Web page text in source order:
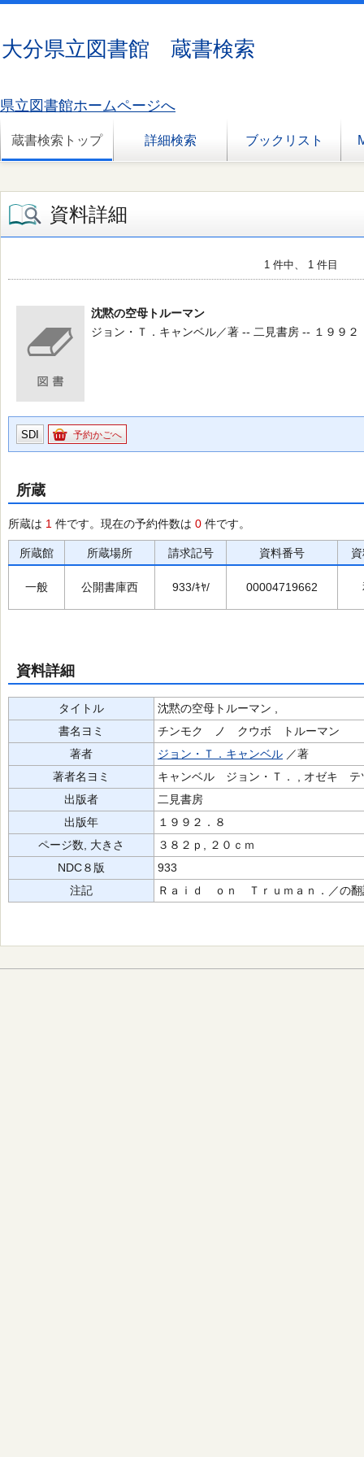
大分県立図書館 蔵書検索
県立図書館ホームページへ
蔵書検索トップ 詳細検索 ブックリスト
資料詳細
1 件中、 1 件目
沈黙の空母トルーマン
ジョン・Ｔ．キャンベル／著 -- 二見書房 -- １９９２
SDI 予約かごへ
所蔵
所蔵は 1 件です。現在の予約件数は 0 件です。
所蔵館 所蔵場所 請求記号 資料番号
一般 公開書庫西 933/ｷﾔ/ 00004719662
資料詳細
タイトル
沈黙の空母トルーマン ,
書名ヨミ
チンモク ノ クウボ トルーマン
著者
ジョン・Ｔ．キャンベル ／著
著者名ヨミ
キャンベル ジョン・Ｔ． , オゼキ テ
出版者
二見書房
出版年
１９９２．８
ページ数, 大きさ
３８２ｐ, ２０ｃｍ
NDC８版
933
注記
Ｒａｉｄ ｏｎ Ｔｒｕｍａｎ．／の翻